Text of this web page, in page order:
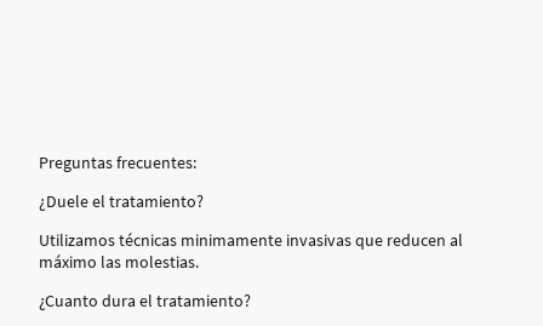
Preguntas frecuentes:
¿Duele el tratamiento?
Utilizamos técnicas minimamente invasivas que reducen al
máximo las molestias.
¿Cuanto dura el tratamiento?